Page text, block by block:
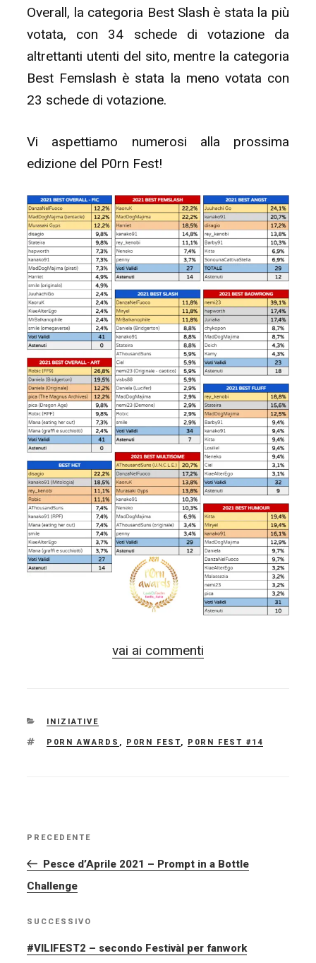
Overall, la categoria Best Slash è stata la più
votata, con 34 schede di votazione da
altrettanti utenti del sito, mentre la categoria
Best Femslash è stata la meno votata con
23 schede di votazione.
Vi aspettiamo numerosi alla prossima
edizione del P0rn Fest!
vai ai commenti
CATEGORIE
INIZIATIVE
TAG
P0RN AWARDS , P0RN FEST, P0RN FEST #14
Articolo
precedente:
PRECEDENTE
Pesce d’Aprile 2021 – Prompt in a Bottle
Challenge
Articolo
successivo
SUCCESSIVO
#VILIFEST2 – secondo Festivàl per fanwork